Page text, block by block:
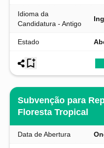
Idioma da
Candidatura - Antigo
Estado
Subvenção para
Floresta Tropical
Data de Abertura